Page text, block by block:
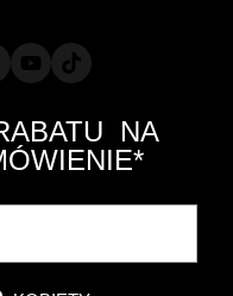
YouTubeTikTok
NA